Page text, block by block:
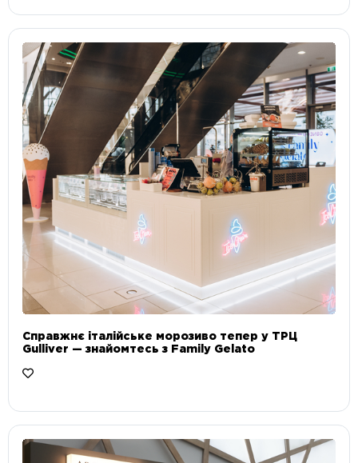
Справжнє італійське морозиво тепер у ТРЦ
Gulliver — знайомтесь з Family Gelato